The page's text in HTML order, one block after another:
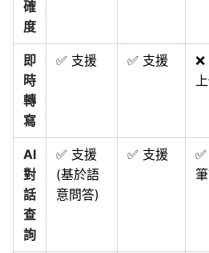
確
度
即
時
轉
寫
✅ 支援 ✅ 支援
AI
對
話
查
詢
✅ 支援
(基於語
意問答)
✅ 支援